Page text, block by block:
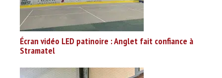
Écran vidéo LED patinoire : Anglet fait confiance à
Stramatel